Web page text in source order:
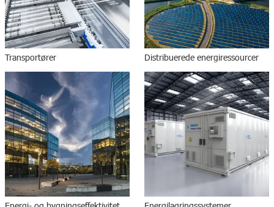
Transportører Distribuerede energiressourcer